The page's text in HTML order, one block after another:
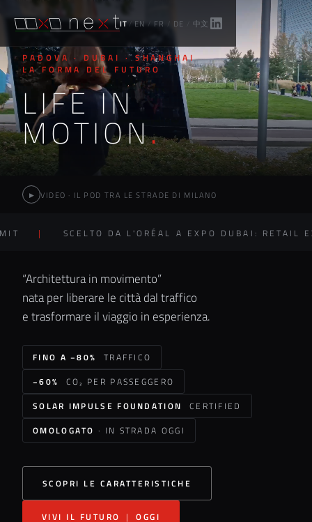
IT/ EN / FR / DE 中文
PADOVA · DUBAI · SHANGHAI
LA FORMA DEL FUTURO
LIFE IN
MOTION.
“Architettura in movimento”
nata per liberare le città dal traffico
e trasformare il viaggio in esperienza.
FINO A −80% TRAFFICO
−60% CO₂ PER PASSEGGERO
SOLAR IMPULSE FOUNDATION CERTIFIED
OMOLOGATO · IN STRADA OGGI
SCOPRI LE CARATTERISTICHE
VIVI IL FUTURO | OGGI
▶ VIDEO · IL POD TRA LE STRADE DI MILANO
SCELTO DA L'ORÉAL A EXPO DUBAI: RETAIL